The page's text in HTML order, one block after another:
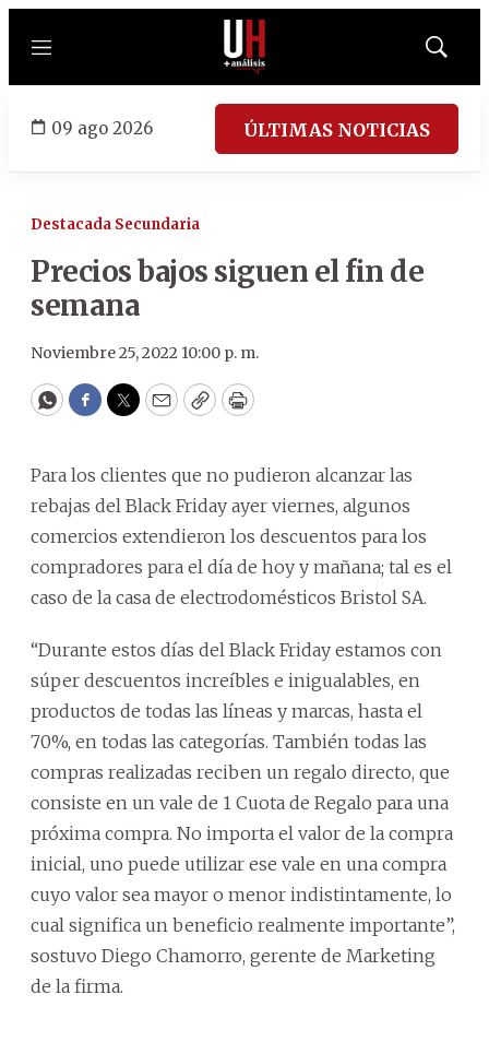
Menú
Mostrar
09 ago 2026 ÚLTIMAS NOTICIAS
Destacada Secundaria
Precios bajos siguen el fin de
semana
Noviembre 25, 2022 10:00 p. m.
WhatsApp
Facebook
Twitter
EmailCopyPrint
Para los clientes que no pudieron alcanzar las
rebajas del Black Friday ayer viernes, algunos
comercios extendieron los descuentos para los
compradores para el día de hoy y mañana; tal es el
caso de la casa de electrodomésticos Bristol SA.
“Durante estos días del Black Friday estamos con
súper descuentos increíbles e inigualables, en
productos de todas las líneas y marcas, hasta el
70%, en todas las categorías. También todas las
compras realizadas reciben un regalo directo, que
consiste en un vale de 1 Cuota de Regalo para una
próxima compra. No importa el valor de la compra
inicial, uno puede utilizar ese vale en una compra
cuyo valor sea mayor o menor indistintamente, lo
cual significa un beneficio realmente importante”,
sostuvo Diego Chamorro, gerente de Marketing
de la firma.